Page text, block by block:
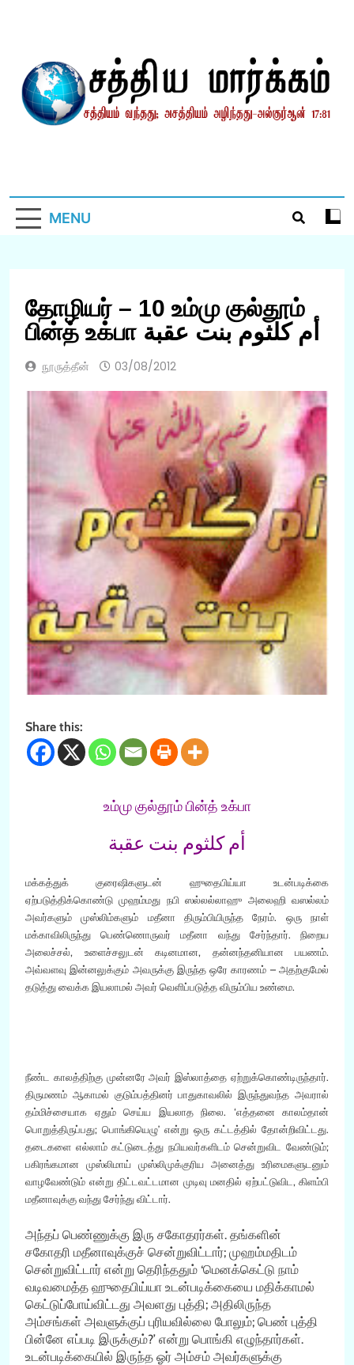
MENU
தோழியர் – 10 உம்மு குல்தூம்
பின்த் உக்பா أم كلثوم بنت عقبة
நூருத்தீன் 03/08/2012
Share this:
உம்மு குல்தூம் பின்த் உக்பா
أم كلثوم بنت عقبة
மக்கத்துக் குரைஷிகளுடன் ஹுதைபிய்யா உடன்படிக்கை
ஏற்படுத்திக்கொண்டு முஹம்மது நபி ஸல்லல்லாஹு அலைஹி வஸல்லம்
அவர்களும் முஸ்லிம்களும் மதீனா திரும்பியிருந்த நேரம். ஒரு நாள்
மக்காவிலிருந்து பெண்ணொருவர் மதீனா வந்து சேர்ந்தார். நிறைய
அலைச்சல், உளைச்சலுடன் கடினமான, தன்னந்தனியான பயணம்.
அவ்வளவு இன்னலுக்கும் அவருக்கு இருந்த ஒரே காரணம் – அதற்குமேல்
தடுத்து வைக்க இயலாமல் அவர் வெளிப்படுத்த விரும்பிய உண்மை.
நீண்ட காலத்திற்கு முன்னரே அவர் இஸ்லாத்தை ஏற்றுக்கொண்டிருந்தார்.
திருமணம் ஆகாமல் குடும்பத்தினர் பாதுகாவலில் இருந்துவந்த அவரால்
தம்மிச்சையாக ஏதும் செய்ய இயலாத நிலை. ‘எத்தனை காலம்தான்
பொறுத்திருப்பது; பொங்கியெழு’ என்று ஒரு கட்டத்தில் தோன்றிவிட்டது.
தடைகளை எல்லாம் கட்டுடைத்து நபியவர்களிடம் சென்றுவிட வேண்டும்;
பகிரங்கமான முஸ்லிமாய் முஸ்லிமுக்குரிய அனைத்து உரிமைகளுடனும்
வாழவேண்டும் என்று திட்டவட்டமான முடிவு மனதில் ஏற்பட்டுவிட, கிளம்பி
மதீனாவுக்கு வந்து சேர்ந்து விட்டார்.
அந்தப் பெண்ணுக்கு இரு சகோதரர்கள். தங்களின்
சகோதரி மதீனாவுக்குச் சென்றுவிட்டார்; முஹம்மதிடம்
சென்றுவிட்டார் என்று தெரிந்ததும் ‘மெனக்கெட்டு நாம்
வடிவமைத்த ஹுதைபிய்யா உடன்படிக்கையை மதிக்காமல்
கெட்டுப்போய்விட்டது அவளது புத்தி; அதிலிருந்த
அம்சங்கள் அவளுக்குப் புரியவில்லை போலும்; பெண் புத்தி
பின்னே எப்படி இருக்கும்?’ என்று பொங்கி எழுந்தார்கள்.
உடன்படிக்கையில் இருந்த ஓர் அம்சம் அவர்களுக்கு